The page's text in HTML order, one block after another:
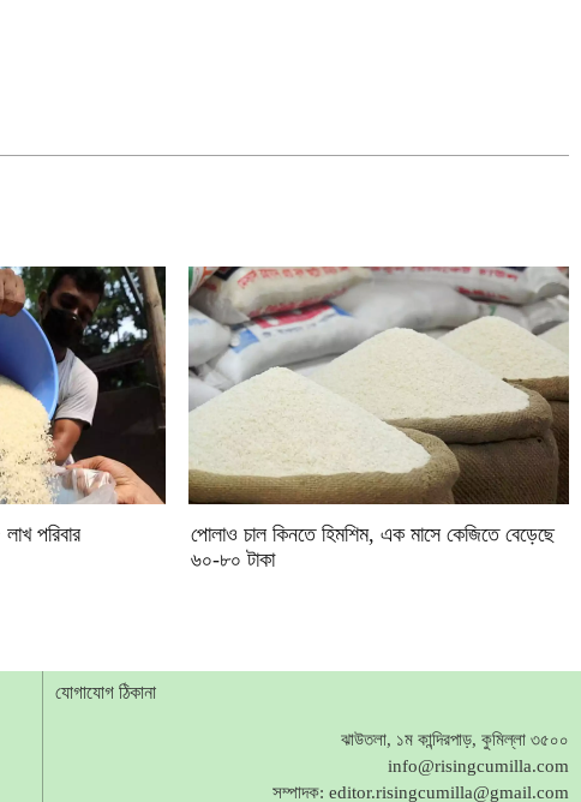
পরিবার
পোলাও চাল কিনতে হিমশিম, এক মাসে কেজিতে বেড়েছে
৬০-৮০ টাকা
যোগাযোগ ঠিকানা
ঝাউতলা, ১ম কান্দিরপাড়, কুমিল্লা ৩৫০০
info@risingcumilla.com
সম্পাদক: editor.risingcumilla@gmail.com